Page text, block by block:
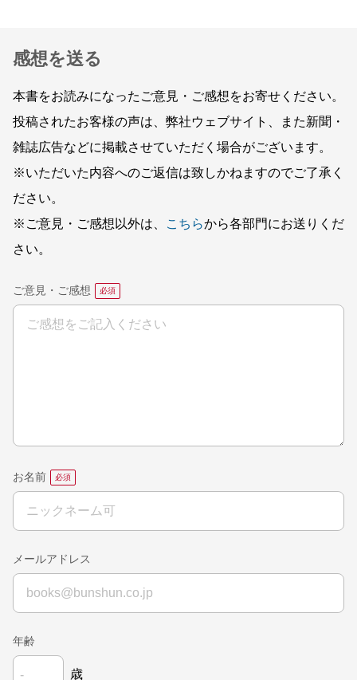
感想を送る
本書をお読みになったご意見・ご感想をお寄せください。
投稿されたお客様の声は、弊社ウェブサイト、また新聞・
雑誌広告などに掲載させていただく場合がございます。
※いただいた内容へのご返信は致しかねますのでご了承く
ださい。
※ご意見・ご感想以外は、
こちらから各部門にお送りくだ
さい。
ご意見・ご感想
お名前
メールアドレス
年齢
歳